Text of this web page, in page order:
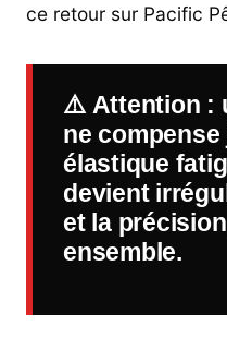
ce retour sur Pacific
⚠️ Attention :
ne compense
élastique
devient
et la
ensemble.